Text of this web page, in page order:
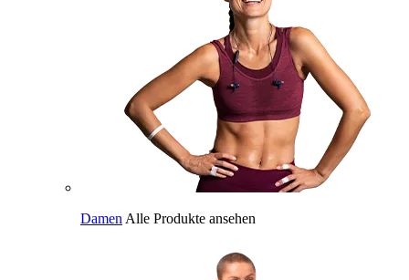
Damen Alle Produkte ansehen